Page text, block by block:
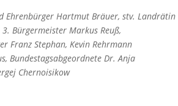
Ehrenbürger Hartmut Bräuer, stv. Landrätin
Bürgermeister Markus Reuß,
Franz Stephan, Kevin Rehrmann
Bundestagsabgeordnete Dr. Anja
Chernoisikow